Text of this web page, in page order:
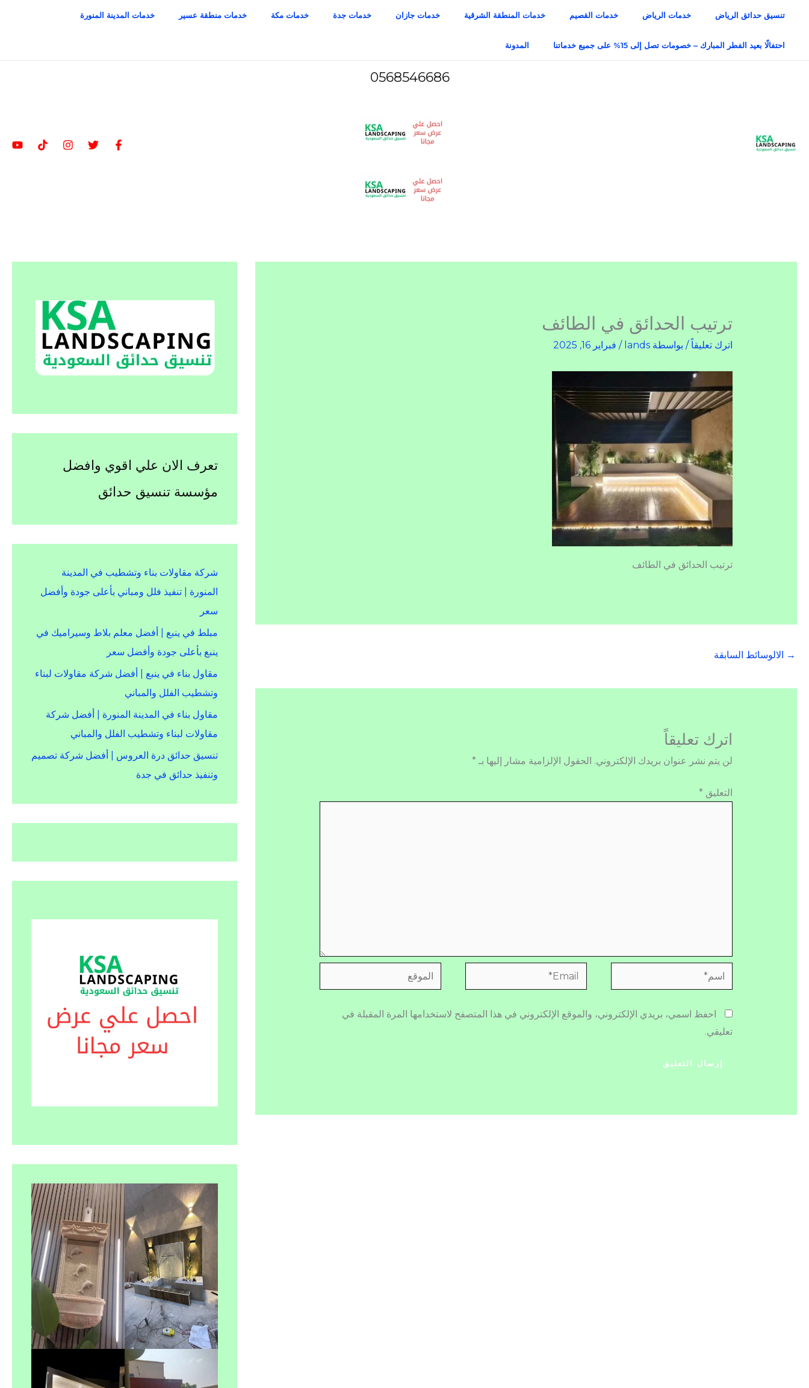
المحتوى
تنسيق حدائق الرياض خدمات الرياض خدمات القصيم خدمات المنطقة الشرقية خدمات جازان خدمات جدة خدمات مكة خدمات منطقة عسير خدمات المدينة المنورة
احتفالًا بعيد الفطر المبارك – خصومات تصل إلى 15% على جميع خدماتنا المدونة
0568546686
ترتيب الحدائق في الطائف
اترك تعليقاً / بواسطة lands
/ فبراير 16, 2025
ترتيب الحدائق في الطائف
→ الالوسائط السابقة
اترك تعليقاً
لن يتم نشر عنوان بريدك الإلكتروني. الحقول الإلزامية مشار إليها بـ *
التعليق *
اسم* Email* الموقع
احفظ اسمي، بريدي الإلكتروني، والموقع الإلكتروني في هذا المتصفح لاستخدامها المرة المقبلة في
تعليقي.
تعرف الان علي اقوي وافضل
مؤسسة تنسيق حدائق
شركة مقاولات بناء وتشطيب في المدينة
المنورة | تنفيذ فلل ومباني بأعلى جودة وأفضل
سعر
مبلط في ينبع | أفضل معلم بلاط وسيراميك في
ينبع بأعلى جودة وأفضل سعر
مقاول بناء في ينبع | أفضل شركة مقاولات لبناء
وتشطيب الفلل والمباني
مقاول بناء في المدينة المنورة | أفضل شركة
مقاولات لبناء وتشطيب الفلل والمباني
تنسيق حدائق درة العروس | أفضل شركة تصميم
وتنفيذ حدائق في جدة